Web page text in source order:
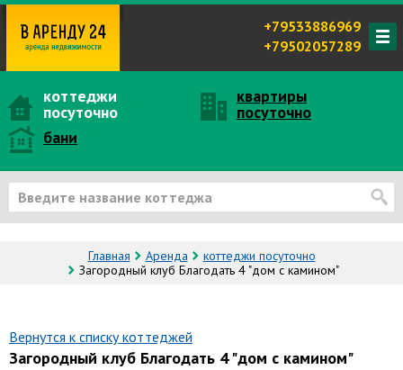
+79533886969
+79502057289
коттеджи
посуточно
квартиры
посуточно
бани
Главная Аренда
коттеджи посуточно
Загородный клуб Благодать 4 "дом с камином"
Вернутся к списку коттеджей
Загородный клуб Благодать 4 "дом с камином"